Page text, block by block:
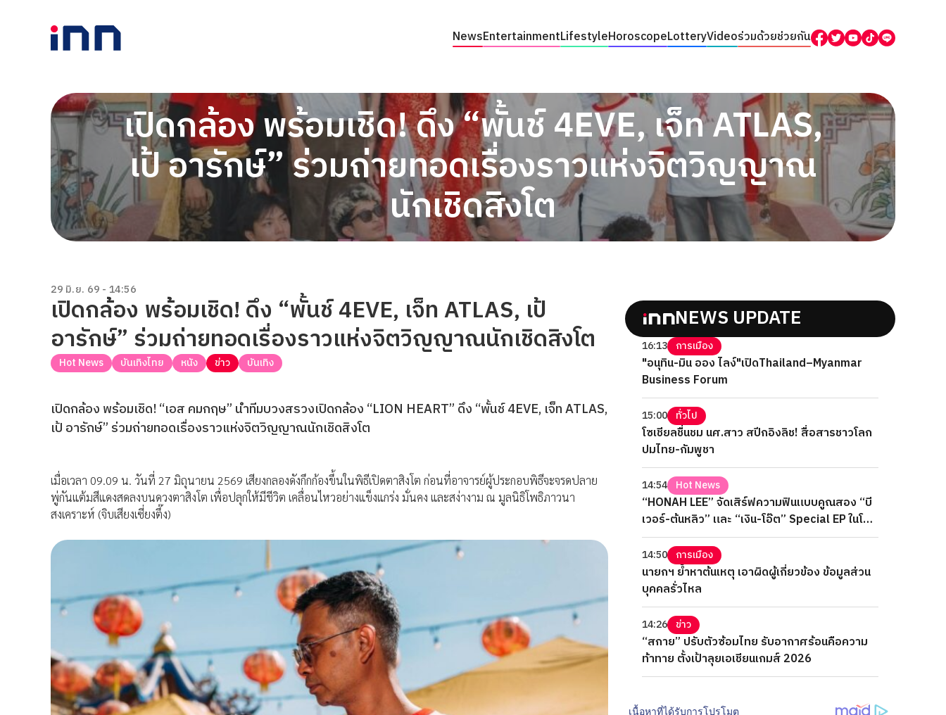
NewsEntertainmentLifestyleHoroscopeLotteryVideoร่วมด้วยช่วยกัน
เปิดกล้อง พร้อมเชิด! ดึง “พั้นช์ 4EVE, เจ็ท ATLAS,
เป้ อารักษ์” ร่วมถ่ายทอดเรื่องราวแห่งจิตวิญญาณ
นักเชิดสิงโต
29 มิ.ย. 69 - 14:56
เปิดกล้อง พร้อมเชิด! ดึง “พั้นช์ 4EVE, เจ็ท ATLAS, เป้
อารักษ์” ร่วมถ่ายทอดเรื่องราวแห่งจิตวิญญาณนักเชิดสิงโต
Hot News บันเทิงไทย หนัง ข่าว บันเทิง
เปิดกล้อง พร้อมเชิด! “เอส คมกฤษ” นำทีมบวงสรวงเปิดกล้อง “LION HEART” ดึง “พั้นช์ 4EVE, เจ็ท ATLAS,
เป้ อารักษ์” ร่วมถ่ายทอดเรื่องราวแห่งจิตวิญญาณนักเชิดสิงโต
เมื่อเวลา 09.09 น. วันที่ 27 มิถุนายน 2569 เสียงกลองดังกึกก้องขึ้นในพิธีเปิดตาสิงโต ก่อนที่อาจารย์ผู้ประกอบพิธีจะจรดปลาย
พู่กันแต้มสีแดงสดลงบนดวงตาสิงโต เพื่อปลุกให้มีชีวิต เคลื่อนไหวอย่างแข็งแกร่ง มั่นคง และสง่างาม ณ มูลนิธิโพธิภาวนา
สงเคราะห์ (จิบเสียงเซี่ยงตึ๊ง)
NEWS UPDATE
16:13 การเมือง
"อนุทิน-มิน ออง ไลง์"เปิดThailand–Myanmar
Business Forum
15:00 ทั่วไป
โซเชียลชื่นชม นศ.สาว สปีกอิงลิช! สื่อสารชาวโลก
ปมไทย-กัมพูชา
14:54 Hot News
“HONAH LEE” จัดเสิร์ฟความฟินแบบคูณสอง “บี
เวอร์-ต้นหลิว” และ “เงิน-โอ๊ต” Special EP ในโรง
ภาพยนตร์ 2 วันเต็ม
14:50 การเมือง
นายกฯ ย้ำหาต้นเหตุ เอาผิดผู้เกี่ยวข้อง ข้อมูลส่วน
บุคคลรั่วไหล
14:26 ข่าว
“สกาย” ปรับตัวซ้อมไทย รับอากาศร้อนคือความ
ท้าทาย ตั้งเป้าลุยเอเชียนเกมส์ 2026